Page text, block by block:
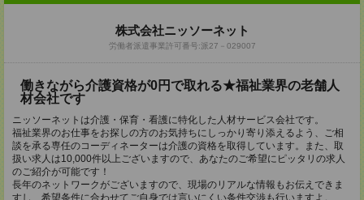
株式会社ニッソーネット
労働者派遣事業許可番号:派27－029007
働きながら介護資格が0円で取れる★福祉業界の老舗人
材会社です
ニッソーネットは介護・保育・看護に特化した人材サービス会社です。
福祉業界のお仕事をお探しの方のお気持ちにしっかり寄り添えるよう、ご相
談を承る専任のコーディネーターは介護の資格を取得しています。また、取
扱い求人は10,000件以上ございますので、あなたのご希望にピッタリの求人
のご紹介が可能です！
長年のネットワークがございますので、現場のリアルな情報もお伝えできま
すし、希望条件に合わせてご自身では言いにくい条件交渉も行いますよ。